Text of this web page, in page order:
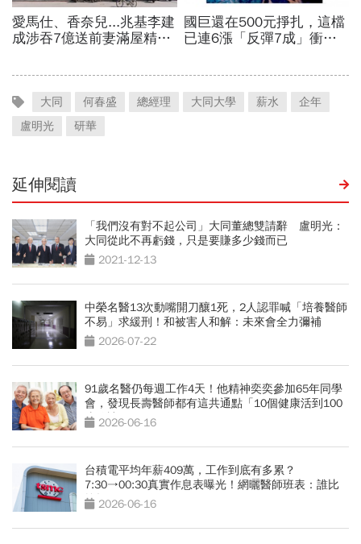
大同 何春盛 總經理 大同大學 薪水
企年
盧明光
研華
延伸閱讀
「我們沒有對不起公司」大同董總雙請辭 盧明光：
大同從此不再虧錢，只是要賺多少錢而已
2021-12-13
中榮名醫13次動嘴開刀釀1死，2人認罪喊「培養醫師
不易」求緩刑！和被害人和解：未來會全力彌補
2026-07-22
91歲名醫仍每週工作4天！他精神奕奕參加65年同學
會，發現長壽醫師都有這共通點「10個健康活到100
歲秘訣」
2026-06-16
台積電平均年薪409萬，工作到底有多累？
7:30→00:30真實作息表曝光！網曬醫師班表：誰比
較操？
2026-06-16